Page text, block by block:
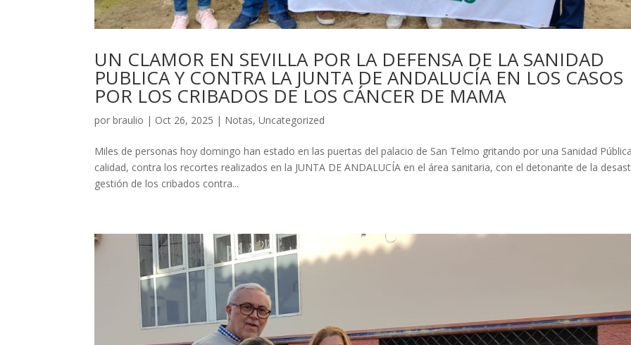
UN CLAMOR EN SEVILLA POR LA DEFENSA DE LA SANIDAD
PUBLICA Y CONTRA LA JUNTA DE ANDALUCÍA EN LOS CASOS
POR LOS CRIBADOS DE LOS CÁNCER DE MAMA
porbraulio | Oct 26, 2025 | Notas,Uncategorized
Miles de personas hoy domingo han estado en las puertas del palacio de San Telmo gritando por una Sanidad
calidad, contra los recortes realizados en la JUNTA DE ANDALUCÍA en el área sanitaria, con el detonante de la
gestión de los cribados contra...